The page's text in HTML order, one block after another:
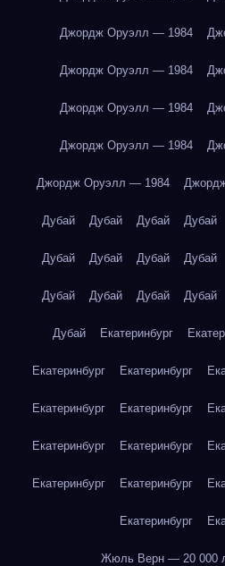
Джордж Оруэлл — 1984
Джордж Оруэлл — 1984
Джордж Оруэлл — 1984
Джордж Оруэлл — 1984
Джордж Оруэлл — 1984
Дубай Дубай Дубай Дубай
Дубай Дубай Дубай Дубай
Дубай Дубай Дубай Дубай
Дубай Екатеринбург
Екатеринбург Екатеринбург
Екатеринбург Екатеринбург
Екатеринбург Екатеринбург
Екатеринбург Екатеринбург
Екатеринбург
Жюль Верн — 20 000